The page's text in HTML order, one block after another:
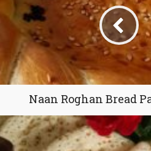
Naan Roghan Bread